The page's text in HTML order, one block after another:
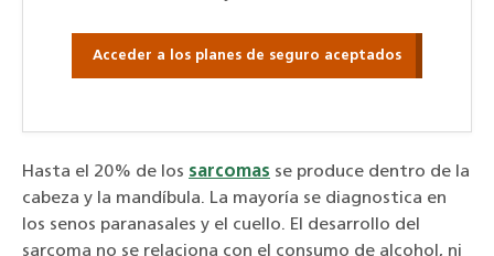
Acceder a los planes de seguro aceptados
Hasta el 20% de los sarcomas se produce dentro de la
cabeza y la mandíbula. La mayoría se diagnostica en
los senos paranasales y el cuello. El desarrollo del
sarcoma no se relaciona con el consumo de alcohol, ni